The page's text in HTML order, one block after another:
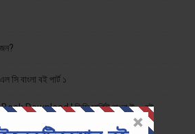
বাংলা বই পার্ট ১
Download | ডিসি সার্কিট বাংলা ই – বই